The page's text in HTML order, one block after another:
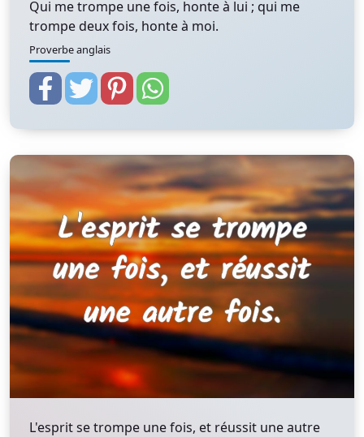
Qui me trompe une fois, honte à lui ; qui me
trompe deux fois, honte à moi.
Proverbe anglais
L'esprit se trompe une fois, et réussit une autre